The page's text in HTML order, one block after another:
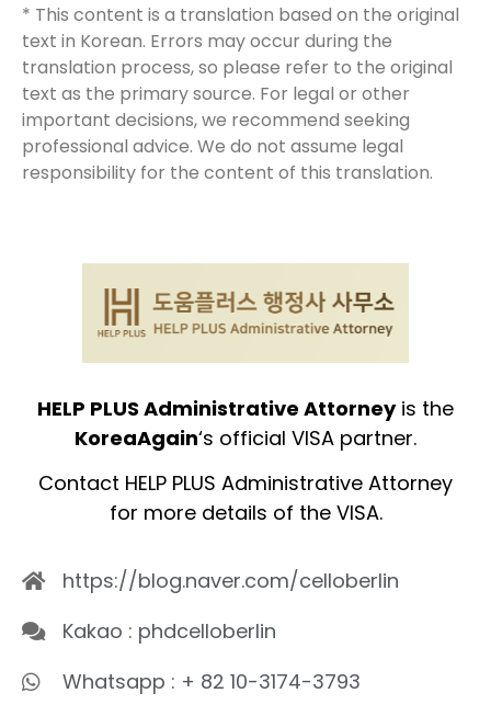
* This content is a translation based on the original
text in Korean. Errors may occur during the
translation process, so please refer to the original
text as the primary source. For legal or other
important decisions, we recommend seeking
professional advice. We do not assume legal
responsibility for the content of this translation.
HELP PLUS Administrative Attorneyis the
KoreaAgain‘s official VISA partner.
Contact HELP PLUS Administrative Attorney
for more details of the VISA.
https://blog.naver.com/celloberlin
Kakao : phdcelloberlin
Whatsapp : + 82 10-3174-3793